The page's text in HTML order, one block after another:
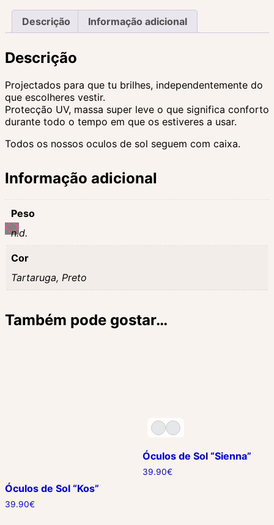
Descrição Informação adicional
Descrição
Projectados para que tu brilhes, independentemente do
que escolheres vestir.
Protecção UV, massa super leve o que significa conforto
durante todo o tempo em que os estiveres a usar.
Todos os nossos oculos de sol seguem com caixa.
Informação adicional
Peso
n.d.
Cor
Tartaruga, Preto
Também pode gostar…
Óculos de Sol “Kos”
39.90€
Óculos de Sol “Sienna”
39.90€